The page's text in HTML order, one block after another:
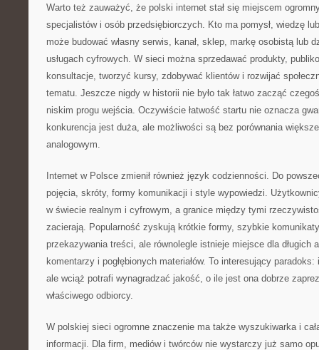
Warto też zauważyć, że polski internet stał się miejscem
specjalistów i osób przedsiębiorczych. Kto ma pomysł, wiedzę
może budować własny serwis, kanał, sklep, markę osobistą lub
usługach cyfrowych. W sieci można sprzedawać produkty,
konsultacje, tworzyć kursy, zdobywać klientów i rozwijać
tematu. Jeszcze nigdy w historii nie było tak łatwo zacząć
niskim progu wejścia. Oczywiście łatwość startu nie oznacza
konkurencja jest duża, ale możliwości są bez porównania
analogowym.
Internet w Polsce zmienił również język codzienności. Do
pojęcia, skróty, formy komunikacji i style wypowiedzi.
w świecie realnym i cyfrowym, a granice między tymi
zacierają. Popularność zyskują krótkie formy, szybkie
przekazywania treści, ale równolegle istnieje miejsce dla długich
komentarzy i pogłębionych materiałów. To interesujący
ale wciąż potrafi wynagradzać jakość, o ile jest ona dobrze
właściwego odbiorcy.
W polskiej sieci ogromne znaczenie ma także wyszukiwarka i
informacji. Dla firm, mediów i twórców nie wystarczy już samo